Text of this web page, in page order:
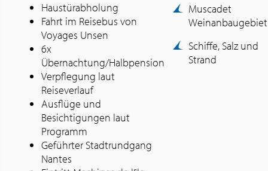
Haustürabholung
Fahrt im Reisebus von
Voyages Unsen
6x
Übernachtung/Halbpension
Verpflegung laut
Reiseverlauf
Ausflüge und
Besichtigungen laut
Programm
Geführter Stadtrundgang
Nantes
Muscadet
Weinanbaugebiet
Schiffe, Salz und
Strand